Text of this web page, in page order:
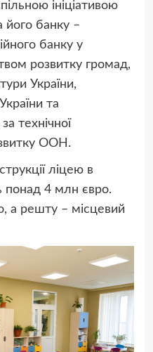
ініціативою
його банку –
банку у
розвитку громад,
України,
та
технічної
ООН.
ліцею в
понад 4 млн євро.
а решту – місцевий